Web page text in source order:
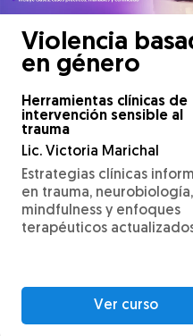
Violencia
en género
Herramientas clínicas de
intervención sensible al
trauma
Lic. Victoria Marichal
Estrategias clínicas
en trauma, neurobiología,
mindfulness y enfoques
terapéuticos
Ver curso